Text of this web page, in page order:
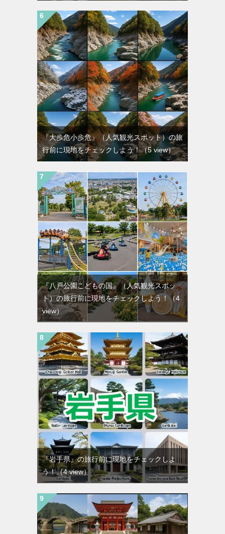
『大歩危小歩危』（人気観光スポット）の旅
行前に現地をチェックしよう！（5 view）
『八戸公園こどもの国』（人気観光スポッ
ト）の旅行前に現地をチェックしよう！（4
view）
『岩手県』の旅行前に現地をチェックしよ
う！（4 view）